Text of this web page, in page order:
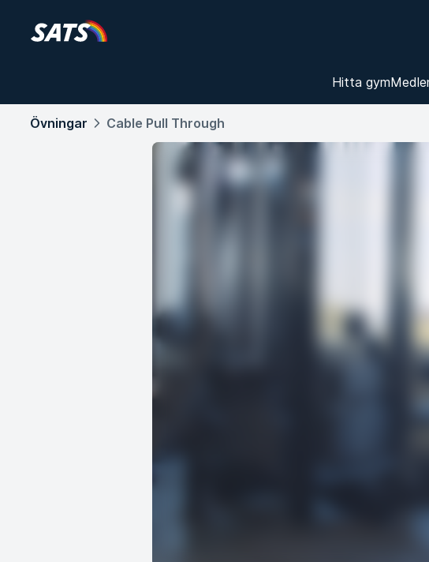
Hitta gym
Övningar Cable Pull Through